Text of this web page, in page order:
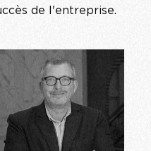
de l'entreprise.